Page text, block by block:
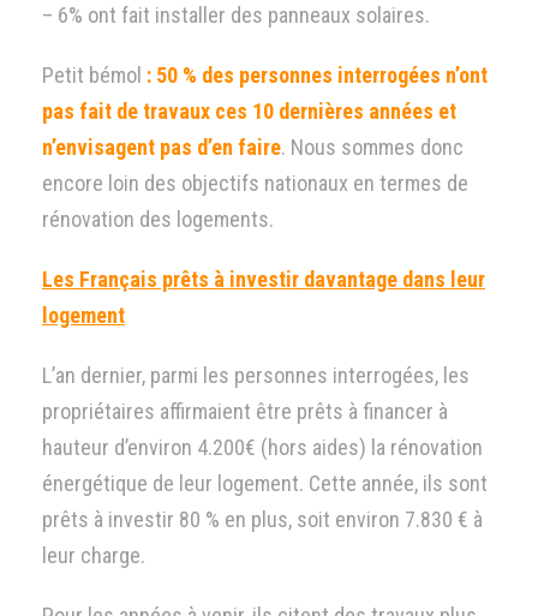
– 6% ont fait installer des panneaux solaires.
Petit bémol : 50 % des personnes interrogées n’ont
pas fait de travaux ces 10 dernières années et
n’envisagent pas d’en faire. Nous sommes donc
encore loin des objectifs nationaux en termes de
rénovation des logements.
Les Français prêts à investir davantage dans leur
logement
L’an dernier, parmi les personnes interrogées, les
propriétaires affirmaient être prêts à financer à
hauteur d’environ 4.200€ (hors aides) la rénovation
énergétique de leur logement. Cette année, ils sont
prêts à investir 80 % en plus, soit environ 7.830 € à
leur charge.